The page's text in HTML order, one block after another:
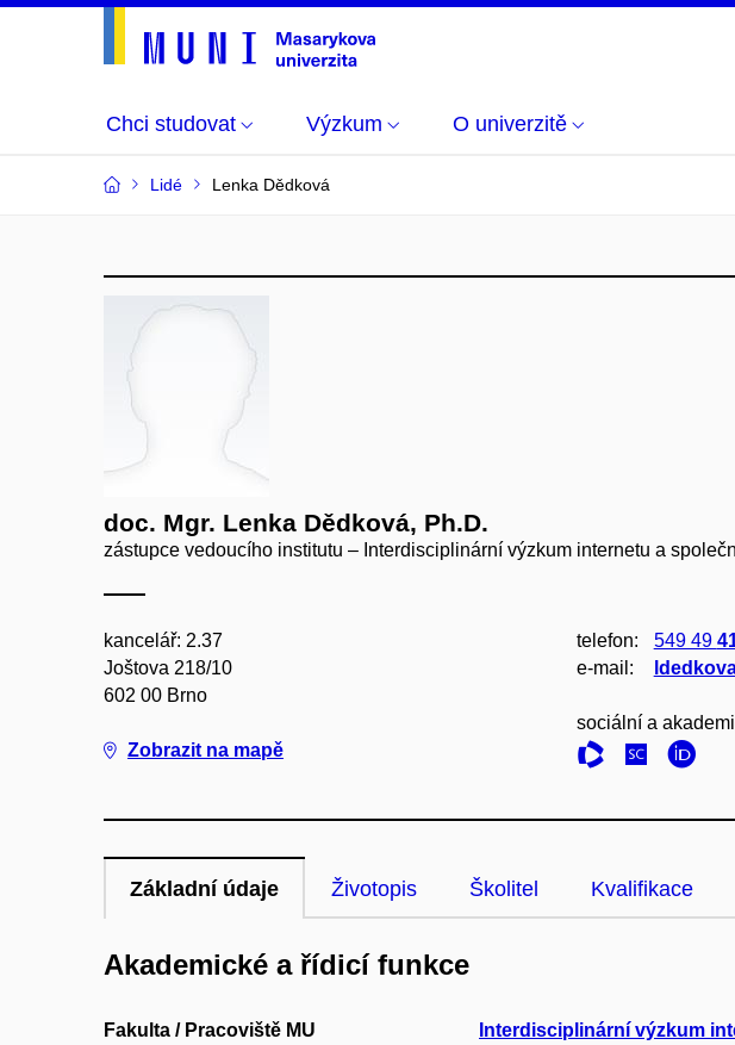
Chci studovat Výzkum O univerzitě
Lidé Lenka Dědková
doc. Mgr. Lenka Dědková, Ph.D.
zástupce vedoucího institutu – Interdisciplinární výzkum internetu a
kancelář: 2.37
Joštova 218/10
602 00 Brno
Zobrazit na mapě
telefon: 549 49
e‑mail:
sociální a
Základní údaje Životopis Školitel Kvalifikace
Akademické a řídicí funkce
Fakulta / Pracoviště MU Interdisciplinární výzkum